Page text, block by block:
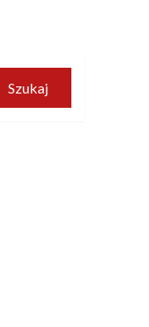
Szukaj